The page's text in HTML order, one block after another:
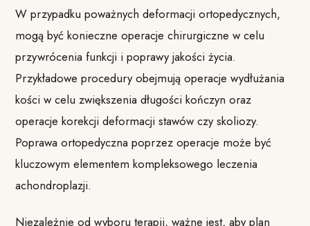
W przypadku poważnych deformacji ortopedycznych,
mogą być konieczne operacje chirurgiczne w celu
przywrócenia funkcji i poprawy jakości życia.
Przykładowe procedury obejmują operacje wydłużania
kości w celu zwiększenia długości kończyn oraz
operacje korekcji deformacji stawów czy skoliozy.
Poprawa ortopedyczna poprzez operacje może być
kluczowym elementem kompleksowego leczenia
achondroplazji.
Niezależnie od wyboru terapii, ważne jest, aby plan